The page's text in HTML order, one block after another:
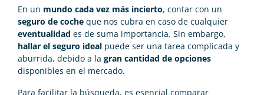
En un mundo cada vez más incierto, contar con un
seguro de coche que nos cubra en caso de cualquier
eventualidad es de suma importancia. Sin embargo,
hallar el seguro ideal puede ser una tarea complicada y
aburrida, debido a la gran cantidad de opciones
disponibles en el mercado.
Para facilitar la búsqueda, es esencial comparar